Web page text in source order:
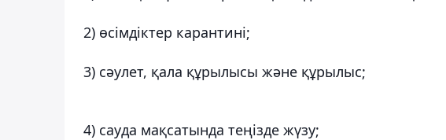
2) өсімдіктер карантині;
3) сәулет, қала құрылысы және құрылыс;
4) сауда мақсатында теңізде жүзу;